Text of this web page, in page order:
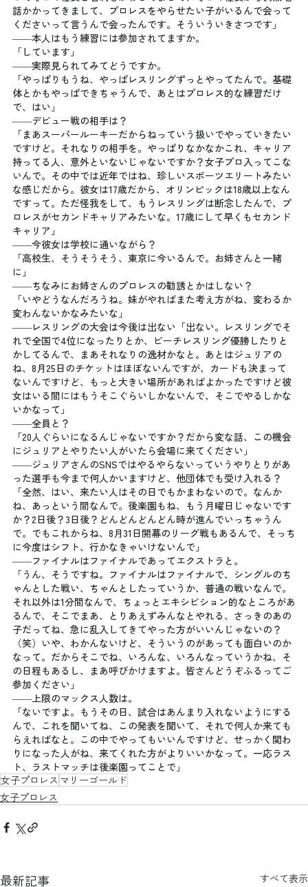
話かかってきまして、プロレスをやらせたい子がいるんで会って
くださいって言うんで会ったんです。そういういきさつです」
――本人はもう練習には参加されてますか。
「しています」
――実際見られてみてどうですか。
「やっぱりもうね、やっぱレスリングずっとやってたんで。基礎
体とかもやっぱできちゃうんで、あとはプロレス的な練習だけ
で、はい」
――デビュー戦の相手は？
「まあスーパールーキーだからねっていう扱いでやっていきたい
ですけど。それなりの相手を。やっぱりなかなかこれ、キャリア
持ってる人、意外といないじゃないですか？女子プロ入ってこな
いんで。その中では近年ではね、珍しいスポーツエリートみたい
な感じだから。彼女は17歳だから、オリンピックは18歳以上なん
ですって。ただ怪我をして、もうレスリングは断念したんで、プ
ロレスがセカンドキャリアみたいな。17歳にして早くもセカンド
キャリア」
――今彼女は学校に通いながら？
「高校生、そうそうそう、東京に今いるんで。お姉さんと一緒
に」
――ちなみにお姉さんのプロレスの勧誘とかはしない？
「いやどうなんだろうね。妹がやればまた考え方がね、変わるか
変わんないかなみたいな」
――レスリングの大会は今後は出ない「出ない。レスリングでそ
れで全国で4位になったりとか、ビーチレスリング優勝したりと
かしてるんで、まあそれなりの逸材かなと。あとはジュリアの
ね、8月25日のチケットはほぼないんですが、カードも決まって
ないんですけど、もっと大きい場所があればよかったですけど彼
女はいる間にはもうそこぐらいしかないんで、そこでやるしかな
いかなって」
――全員と？
「20人ぐらいになるんじゃないですか？だから変な話、この機会
にジュリアとやりたい人がいたら会場に来てください」
――ジュリアさんのSNSではやるやらないっていうやりとりがあ
った選手も今まで何人かいますけど、他団体でも受け入れる？
「全然、はい、来たい人はその日でもかまわないので。なんか
ね、あっという間なんで。後楽園もね、もう月曜日じゃないです
か？2日後？3日後？どんどんどんどん時が進んでいっちゃうん
で。でもこれからね、8月31日開幕のリーグ戦もあるんで、そっち
に今度はシフト、行かなきゃいけないんで」
――ファイナルはファイナルであってエクストラと。
「うん、そうですね。ファイナルはファイナルで、シングルのち
ゃんとした戦い、ちゃんとしたっていうか、普通の戦いなんで。
それ以外は1分間なんで、ちょっとエキシビション的なところがあ
るんで、そこでまあ、とりあえずみんなとやれる、さっきのあの
子だってね、急に乱入してきてやった方がいいんじゃないの？
（笑）いや、わかんないけど、そういうのがあっても面白いのか
なって。だからそこでね、いろんな、いろんなっていうかね、そ
の日程もあるし、まあ呼びかけますよ。皆さんどうぞふるってご
参加ください」
――上限のマックス人数は。
「ないですよ。もうその日、試合はあんまり入れないようにする
んで、これを聞いてね、この発表を聞いて、それで何人か来ても
らえればなと。この中でやってもいいんですけど、せっかく関わ
りになった人がね、来てくれた方がよりいいかなって。一応ラス
ト、ラストマッチは後楽園ってことで」
女子プロレス マリーゴールド
女子プロレス
最新記事 すべて表示